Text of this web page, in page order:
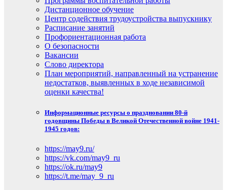
Дистанционное обучение
Центр содействия трудоустройства выпускнику
Расписание занятий
Профориентационная работа
О безопасности
Вакансии
Слово директора
План мероприятий, направленный на устранение
недостатков, выявленных в ходе независимой
оценки качества!
Информационные ресурсы о праздновании 80-й
годовщины Победы в Великой Отечественной войне 1941-
1945 годов:
https://may9.ru/
https://vk.com/may9_ru
https://ok.ru/may9
https://t.me/may_9_ru